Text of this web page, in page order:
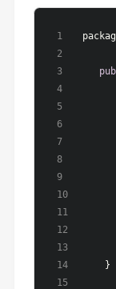
    }